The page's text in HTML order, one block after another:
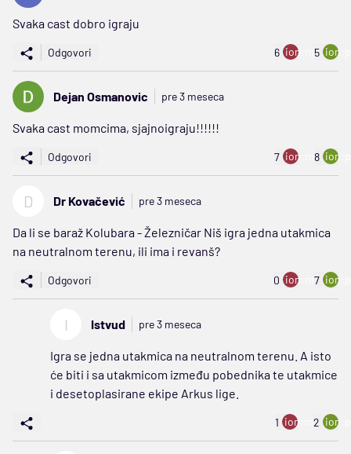
Svaka cast dobro igraju
Odgovori 6 ion:minus
5
Dejan Osmanovic pre 3 meseca
Svaka cast momcima, sjajnoigraju!!!!!!
Odgovori 7 ion:minus
8
D Dr Kovačević pre 3 meseca
Da li se baraž Kolubara - Železničar Niš igra jedna utakmica
na neutralnom terenu, ili ima i revanš?
Odgovori 0 ion:minus
7
I Istvud pre 3 meseca
Igra se jedna utakmica na neutralnom terenu. A isto
će biti i sa utakmicom između pobednika te utakmice
i desetoplasirane ekipe Arkus lige.
1 ion:minus
2